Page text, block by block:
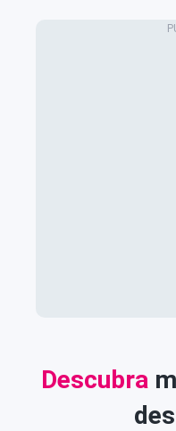
Descubra